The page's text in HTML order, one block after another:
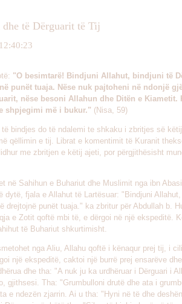
të Dërguarit të Tij
"O besimtarë! Bindjuni Allahut, bindjuni të
punët tuaja. Nëse nuk pajtoheni në ndonjë
nëse besoni Allahun dhe Ditën e Kiametit.
shpjegimi më i bukur." (Nisa, 59)
bindjes do të ndalemi te shkaku i zbritjes së
qëllimin e tij. Librat e komentimit të Kuranit
me zbritjen e këtij ajeti, por përgjithësisht
Sahihun e Buhariut dhe Muslimit nga ibn
dytë, fjala e Allahut të Lartësuar: "Bindjuni
drejtojnë punët tuaja." ka zbritur për Abdullah b.
e Zotit qoftë mbi të, e dërgoi në një ekspeditë.
të Buhariut shkurtimisht.
nga Aliu, Allahu qoftë i kënaqur prej tij, i
një ekspeditë, caktoi një burrë prej ensarëve
dhe tha: "A nuk ju ka urdhëruar i Dërguari i
gjithsesi. Tha: "Grumbulloni drutë dhe ata i
e ndezën zjarrin. Ai u tha: "Hyni në të dhe